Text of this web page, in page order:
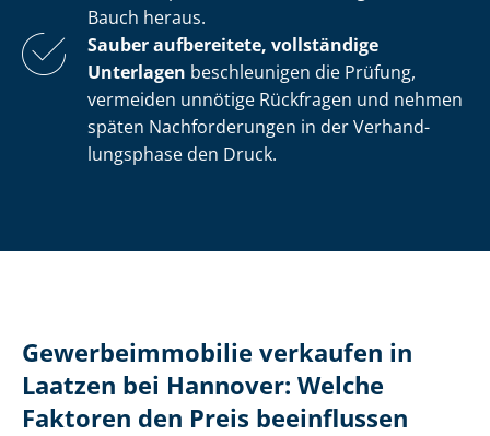
Bauch heraus.
Sauber aufbereitete, vollständige
Unterlagen beschleunigen die Prüfung,
vermeiden unnötige Rückfragen und nehmen
späten Nachforderungen in der Ver­hand­
lungs­pha­se den Druck.
Ge­wer­be­im­mo­bi­lie verkaufen in
Laatzen bei Hannover: Welche
Faktoren den Preis beeinflussen